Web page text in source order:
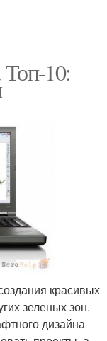
10:
красивых
зеленых зон.
дизайна